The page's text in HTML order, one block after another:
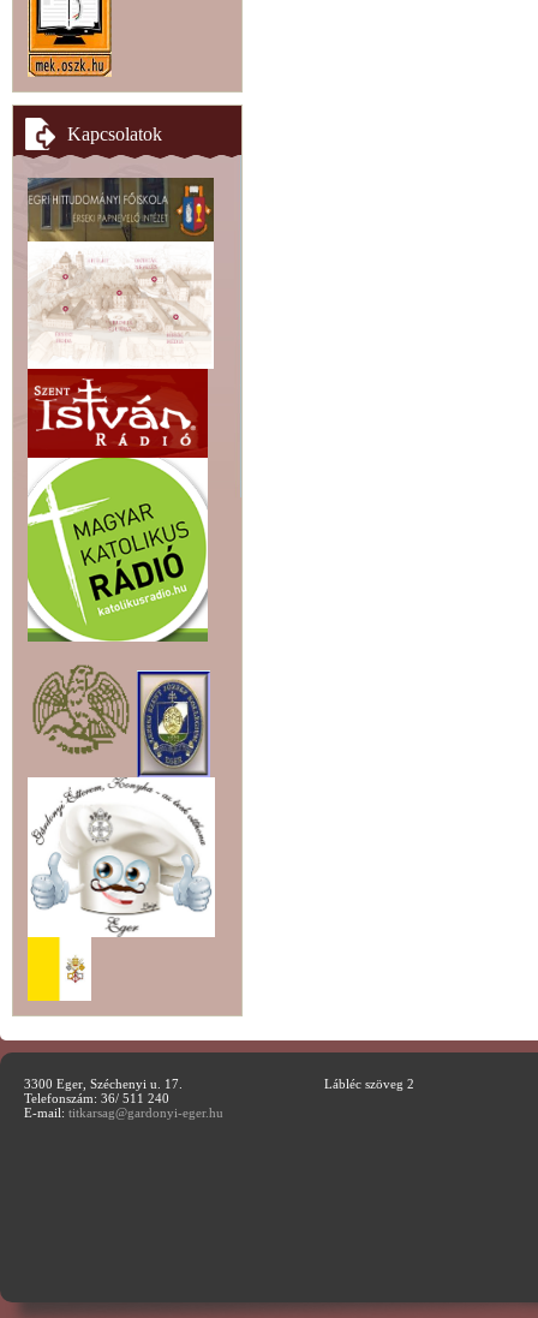
Kapcsolatok
3300 Eger, Széchenyi u. 17.
Telefonszám: 36/ 511 240
E-mail: titkarsag@gardonyi-eger.hu
Lábléc szöveg 2